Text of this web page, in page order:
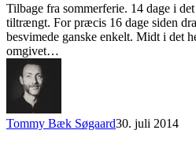
Tilbage fra sommerferie. 14 dage i
tiltrængt. For præcis 16 dage siden
besvimede ganske enkelt. Midt i det
omgivet…
Tommy Bæk Søgaard30. juli 2014